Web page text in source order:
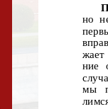
но
ние
мы